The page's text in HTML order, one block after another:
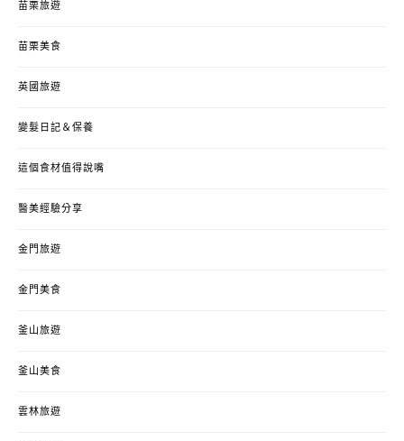
苗栗旅遊
苗栗美食
英國旅遊
變髮日記＆保養
這個食材值得說嘴
醫美經驗分享
金門旅遊
金門美食
釜山旅遊
釜山美食
雲林旅遊